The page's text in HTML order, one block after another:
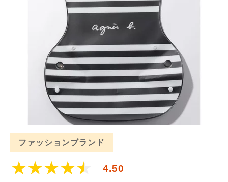
ファッションブランド
4.50